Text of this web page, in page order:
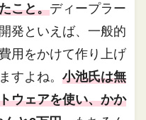
こと。ディープラー
発といえば、一般的
用をかけて作り上げ
すよね。小池氏は無
ウェアを使い、かか